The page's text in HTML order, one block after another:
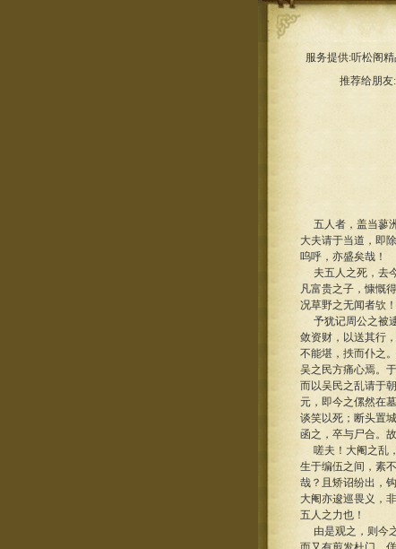
服务提供:听松阁
推荐给朋友:
五人者，盖当蓼
大夫请于当道，即
呜呼，亦盛矣哉！
夫五人之死，去
凡富贵之子，慷慨
况草野之无闻者欤
予犹记周公之被
敛资财，以送其行
不能堪，抶而仆之
吴之民方痛心焉。
而以吴民之乱请于
元，即今之傫然在
谈笑以死；断头置
函之，卒与尸合。
嗟夫！大阉之乱
生于编伍之间，素
哉？且矫诏纷出，
大阉亦逡巡畏义，
五人之力也！
由是观之，则今